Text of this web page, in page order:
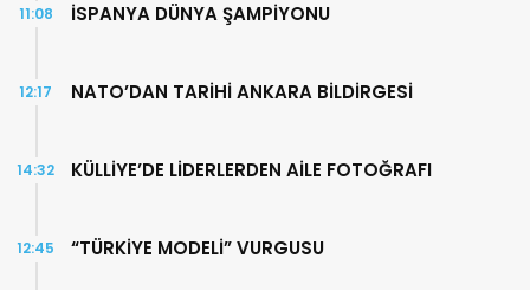
İSPANYA DÜNYA ŞAMPİYONU
11:08
NATO’DAN TARİHİ ANKARA BİLDİRGESİ
12:17
KÜLLİYE’DE LİDERLERDEN AİLE FOTOĞRAFI
14:32
“TÜRKİYE MODELİ” VURGUSU
12:45